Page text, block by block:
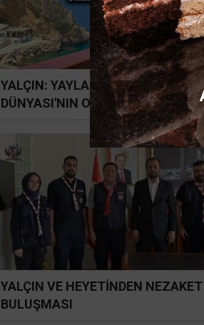
YALÇIN: YAYLADAĞI TÜRK
DÜNYASI'NIN OTAĞI OLACAK
YALÇIN VE HEYETİNDEN NEZAKET
BULUŞMASI